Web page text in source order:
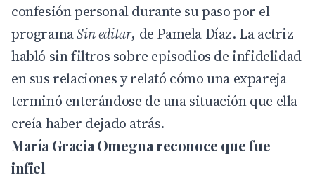
confesión personal durante su paso por el
programaSin editar, de Pamela Díaz. La actriz
habló sin filtros sobre episodios de infidelidad
en sus relaciones y relató cómo una expareja
terminó enterándose de una situación que ella
creía haber dejado atrás.
María Gracia Omegna reconoce que fue
infiel